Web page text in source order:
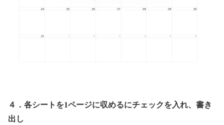
４．各シートを1ページに収めるにチェックを入れ、書き
出し